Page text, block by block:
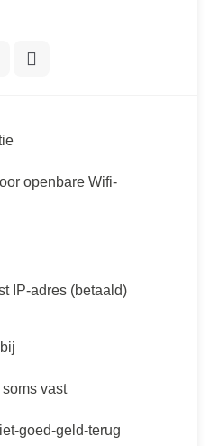
openbare Wifi-
IP-adres (betaald)
vast
goed-geld-terug